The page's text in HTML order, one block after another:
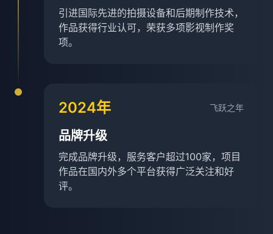
引进国际先进的拍摄设备和后期制作技术，
作品获得行业认可，荣获多项影视制作奖
项。
2024年 飞跃之年
品牌升级
完成品牌升级，服务客户超过100家，项目
作品在国内外多个平台获得广泛关注和好
评。